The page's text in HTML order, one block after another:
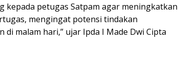
kepada petugas Satpam agar meningkatkan
mengingat potensi tindakan
malam hari,” ujar Ipda I Made Dwi Cipta